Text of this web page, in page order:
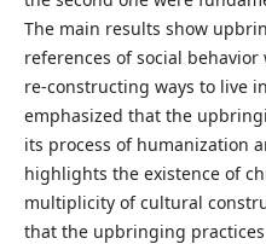
The main results show
references of social
re-constructing ways to live
emphasized that the
its process of humanization
highlights the existence of
multiplicity of cultural
that the upbringing